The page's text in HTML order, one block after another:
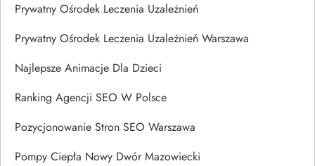
Prywatny Ośrodek Leczenia Uzależnień
Prywatny Ośrodek Leczenia Uzależnień Warszawa
Najlepsze Animacje Dla Dzieci
Ranking Agencji SEO W Polsce
Pozycjonowanie Stron SEO Warszawa
Pompy Ciepła Nowy Dwór Mazowiecki